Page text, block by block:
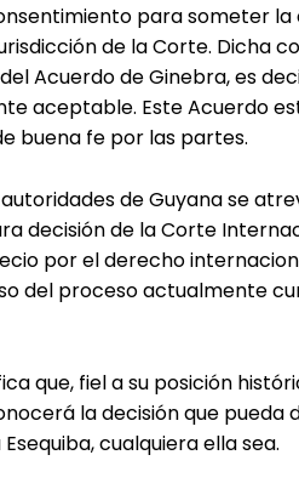
para someter
de la Corte. Dicha
Acuerdo de Ginebra, es
aceptable. Este Acuerdo
buena fe por las partes.
de Guyana se
decisión de la Corte
por el derecho
del proceso actualmente
que, fiel a su posición
la decisión que pueda
cualquiera ella sea.